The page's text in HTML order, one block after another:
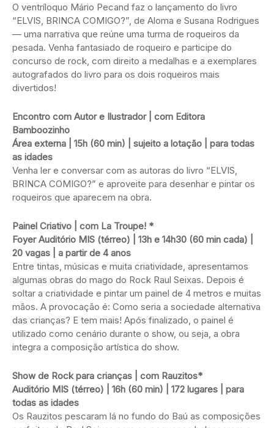
O ventríloquo Mário Pecand faz o lançamento do livro
“ELVIS, BRINCA COMIGO?”, de Aloma e Susana Rodrigues
— uma narrativa que reúne uma turma de roqueiros da
pesada. Venha fantasiado de roqueiro e participe do
concurso de rock, com direito a medalhas e a exemplares
autografados do livro para os dois roqueiros mais
divertidos!
Encontro com Autor e Ilustrador | com Editora
Bamboozinho
Área externa | 15h (60 min) | sujeito a lotação | para todas
as idades
Venha ler e conversar com as autoras do livro “ELVIS,
BRINCA COMIGO?” e aproveite para desenhar e pintar os
roqueiros que aparecem na obra.
Painel Criativo | com La Troupe! *
Foyer Auditório MIS (térreo) | 13h e 14h30 (60 min cada) |
20 vagas | a partir de 4 anos
Entre tintas, músicas e muita criatividade, apresentamos
algumas obras do mago do Rock Raul Seixas. Depois é
soltar a criatividade e pintar um painel de 4 metros e muitas
mãos. A provocação é: Como seria a sociedade alternativa
das crianças? E tem mais! Após finalizado, o painel é
utilizado como cenário durante o show, ou seja, a obra
integra a composição artística do show.
Show de Rock para crianças | com Rauzitos*
Auditório MIS (térreo) | 16h (60 min) | 172 lugares | para
todas as idades
Os Rauzitos pescaram lá no fundo do Baú as composições